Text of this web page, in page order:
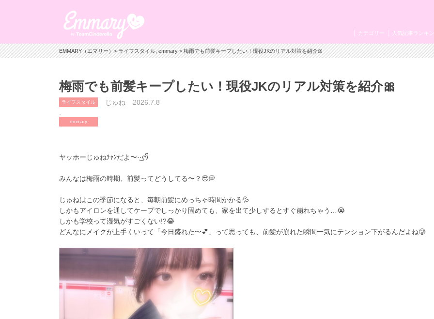
人気記事ランキ
カテゴリー
EMMARY（エマリー）>ライフスタイル,emmary> 梅雨でも前髪キープしたい！現役JKのリアル対策を紹介🎀
梅雨でも前髪キープしたい！現役JKのリアル対策を紹介🎀
ライフスタイル
emmary
じゅね 2026.7.8
ヤッホーじゅねﾁｬﾝだよ〜·͜·ᰔᩚ
みんなは梅雨の時期、前髪ってどうしてる〜？🥹💭
じゅねはこの季節になると、毎朝前髪にめっちゃ時間かかる💦
しかもアイロンを通してケープでしっかり固めても、家を出て少しするとすぐ崩れちゃう…😭
しかも学校って湿気がすごくない!?😂
どんなにメイクが上手くいって「今日盛れた〜💕」って思っても、前髪が崩れた瞬間一気にテンション下がるんだよね🥲